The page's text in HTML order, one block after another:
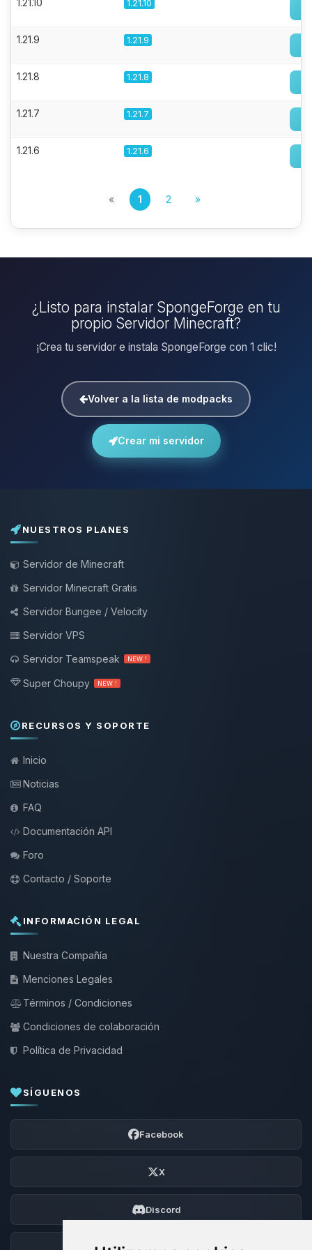
1.21.10 1.21.10
1.21.9 1.21.9
1.21.8 1.21.8
1.21.7 1.21.7
1.21.6 1.21.6
« 1 2 »
¿Listo para instalar SpongeForge en tu
propio Servidor Minecraft?
¡Crea tu servidor e instala SpongeForge con 1 clic!
Volver a la lista de modpacks
Crear mi servidor
NUESTROS PLANES
Servidor de Minecraft
Servidor Minecraft Gratis
Servidor Bungee / Velocity
Servidor VPS
Servidor Teamspeak
NEW !
Super Choupy NEW !
RECURSOS Y SOPORTE
Inicio
Noticias
FAQ
Documentación API
Foro
Contacto / Soporte
INFORMACIÓN LEGAL
Nuestra Compañía
Menciones Legales
Términos / Condiciones
Condiciones de colaboración
Política de Privacidad
SÍGUENOS
Facebook
X
Discord
Foro